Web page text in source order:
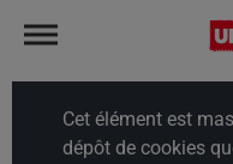
Cet élément est
dépôt de cookies